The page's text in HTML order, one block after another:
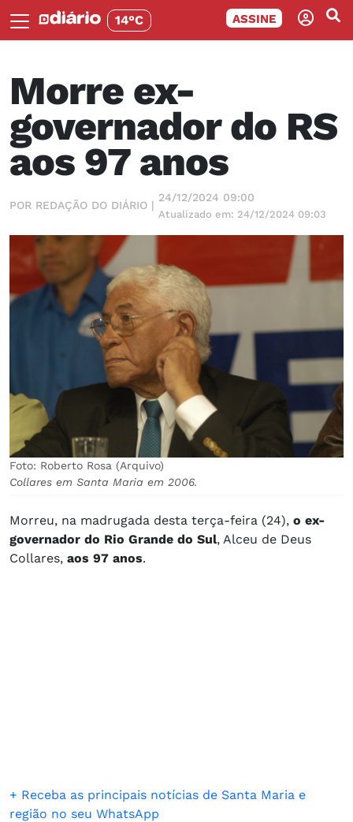
14°C ASSINE
Morre ex-
governador do RS
aos 97 anos
POR REDAÇÃO DO DIÁRIO |
24/12/2024 09:00
Atualizado em: 24/12/2024 09:03
Foto: Roberto Rosa (Arquivo)
Collares em Santa Maria em 2006.
Morreu, na madrugada desta terça-feira (24), o ex-
governador do Rio Grande do Sul, Alceu de Deus
Collares, aos 97 anos.
+ Receba as principais notícias de Santa Maria e
região no seu WhatsApp